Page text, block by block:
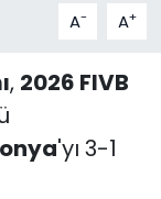
A- A+
, 2026 FIVB
'yı 3-1